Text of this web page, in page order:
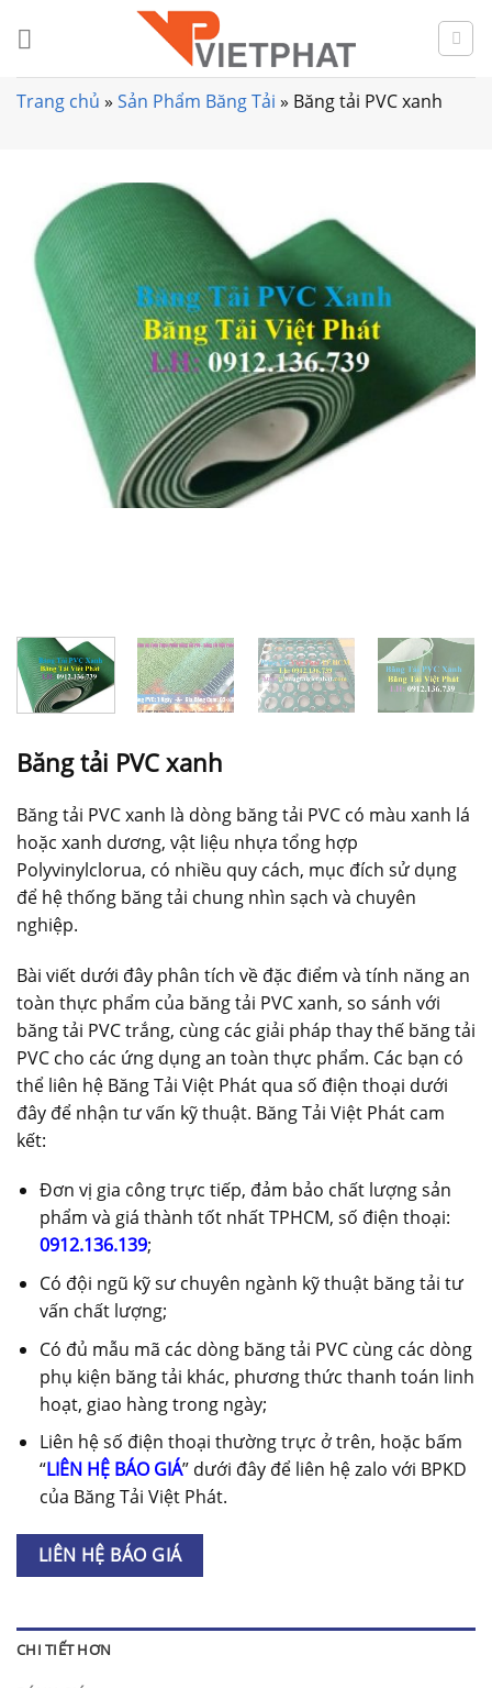
Trang chủ » Sản Phẩm Băng Tải » Băng tải PVC xanh
Băng tải PVC xanh
Băng tải PVC xanh là dòng băng tải PVC có màu xanh lá
hoặc xanh dương, vật liệu nhựa tổng hợp
Polyvinylclorua, có nhiều quy cách, mục đích sử dụng
để hệ thống băng tải chung nhìn sạch và chuyên
nghiệp.
Bài viết dưới đây phân tích về đặc điểm và tính năng an
toàn thực phẩm của băng tải PVC xanh, so sánh với
băng tải PVC trắng, cùng các giải pháp thay thế băng tải
PVC cho các ứng dụng an toàn thực phẩm. Các bạn có
thể liên hệ Băng Tải Việt Phát qua số điện thoại dưới
đây để nhận tư vấn kỹ thuật. Băng Tải Việt Phát cam
kết:
Đơn vị gia công trực tiếp, đảm bảo chất lượng sản
phẩm và giá thành tốt nhất TPHCM, số điện thoại:
0912.136.139;
Có đội ngũ kỹ sư chuyên ngành kỹ thuật băng tải tư
vấn chất lượng;
Có đủ mẫu mã các dòng băng tải PVC cùng các dòng
phụ kiện băng tải khác, phương thức thanh toán linh
hoạt, giao hàng trong ngày;
Liên hệ số điện thoại thường trực ở trên, hoặc bấm
“LIÊN HỆ BÁO GIÁ” dưới đây để liên hệ zalo với BPKD
của Băng Tải Việt Phát.
LIÊN HỆ BÁO GIÁ
CHI TIẾT HƠN